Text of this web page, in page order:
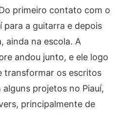
primeiro contato com o
para a guitarra e depois
ainda na escola. A
andou junto, e ele logo
transformar os escritos
projetos no Piauí,
principalmente de